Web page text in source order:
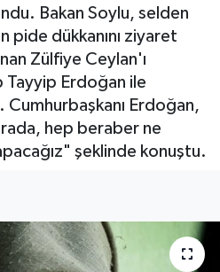
Bakan Soylu, selden
pide dükkanını ziyaret
Zülfiye Ceylan'ı
Tayyip Erdoğan ile
Erdoğan,
hep beraber ne
şeklinde konuştu.